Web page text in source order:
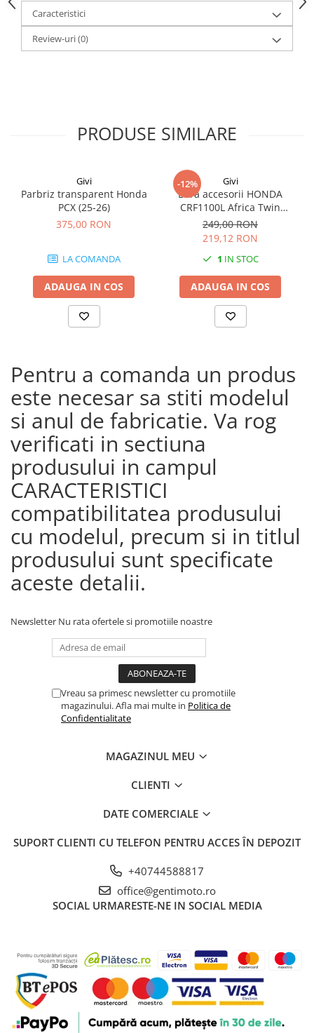
Caracteristici
Review-uri(0)
PRODUSE SIMILARE
Givi
Parbriz transparent Honda
PCX (25-26)
375,00 RON
LA COMANDA
ADAUGA IN COS
-12% Givi
Bara accesorii HONDA
CRF1100L Africa Twin
Adventure Sports (20 - 23)
CRF1100L Africa Twin
Adventure Sports (24)
CRF1100L AFRICA TWIN (24)
CRF1100L Africa Twin (20 -
23)
249,00 RON
219,12 RON
1 IN STOC
ADAUGA IN COS
Pentru a comanda un produs
este necesar sa stiti modelul
si anul de fabricatie. Va rog
verificati in sectiuna
produsului in campul
CARACTERISTICI
compatibilitatea produsului
cu modelul, precum si in titlul
produsului sunt specificate
aceste detalii.
Newsletter Nu rata ofertele si promotiile noastre
Vreau sa primesc newsletter cu promotiile
magazinului. Afla mai multe in Politica de
Confidentialitate
MAGAZINUL MEU
CLIENTI
DATE COMERCIALE
SUPORT CLIENTI CU TELEFON PENTRU ACCES ÎN DEPOZIT
+40744588817
office@gentimoto.ro
SOCIAL URMARESTE-NE IN SOCIAL MEDIA